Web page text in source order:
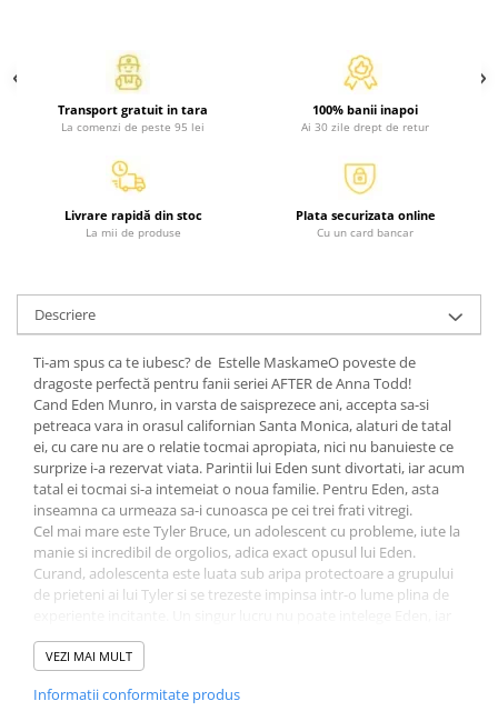
Atlase, dictionare si enciclopedii
Dictionare de limba romana
Dictionare tematice
Enciclopedii
Diete si fitness
Fitness si frumusete
Diverse
Feng Shui
Medicina alternativa
Sa nu razi :((
Drept
Legislatie
Fictiune
Actiune si Aventura
Actiune,aventura
Clasici
Crime, Thriller, Mistery
Istorica
Transport gratuit in tara
La comenzi de peste 95 lei
100% banii inapoi
Ai 30 zile drept de retur
Livrare rapidă din stoc
La mii de produse
Plata securizata online
Cu un card bancar
Descriere
Ti-am spus ca te iubesc? de Estelle MaskameO poveste de
dragoste perfectă pentru fanii seriei AFTER de Anna Todd!
Cand Eden Munro, in varsta de saisprezece ani, accepta sa-si
petreaca vara in orasul californian Santa Monica, alaturi de tatal
ei, cu care nu are o relatie tocmai apropiata, nici nu banuieste ce
surprize i-a rezervat viata. Parintii lui Eden sunt divortati, iar acum
tatal ei tocmai si-a intemeiat o noua familie. Pentru Eden, asta
inseamna ca urmeaza sa-i cunoasca pe cei trei frati vitregi.
Cel mai mare este Tyler Bruce, un adolescent cu probleme, iute la
manie si incredibil de orgolios, adica exact opusul lui Eden.
Curand, adolescenta este luata sub aripa protectoare a grupului
de prieteni ai lui Tyler si se trezeste impinsa intr-o lume plina de
acela este comportamentul lui Tyler. Si cu cat incearca mai mult
sa descopere adevarata personalitate a baiatului, cu atat simte ca
interzisa: fratele ei vitreg.
VEZI MAI MULT
Informatii conformitate produs